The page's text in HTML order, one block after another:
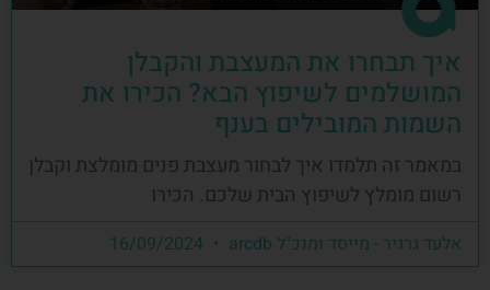
איך תבחרו את המעצבת והקבלן
המושלמים לשיפוץ הבא? הכירו את
השמות המובילים בענף
במאמר זה תלמדו איך לבחור מעצבת פנים מומלצת וקבלן
רשום מומלץ לשיפוץ הבית שלכם. הכירו
אלעד גרגיר - מייסד ומנכ"ל arcdb